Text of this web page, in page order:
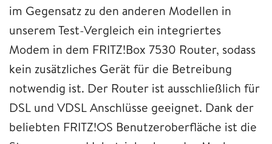
im Gegensatz zu den anderen Modellen in
unserem Test-Vergleich ein integriertes
Modem in dem FRITZ!Box 7530 Router, sodass
kein zusätzliches Gerät für die Betreibung
notwendig ist. Der Router ist ausschließlich für
DSL und VDSL Anschlüsse geeignet. Dank der
beliebten FRITZ!OS Benutzeroberfläche ist die